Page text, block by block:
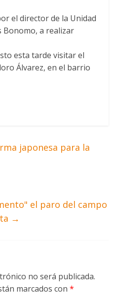
el director de la Unidad
Bonomo, a realizar
esta tarde visitar el
Álvarez, en el barrio
japonesa para la
el paro del campo
→
no será publicada.
marcados con*